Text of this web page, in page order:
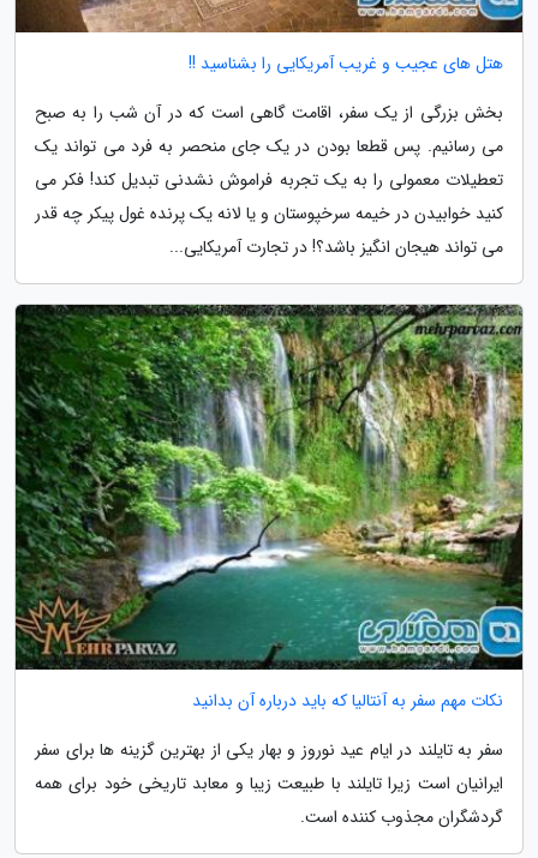
هتل های عجیب و غریب آمریکایی را بشناسید !!
بخش بزرگی از یک سفر، اقامت گاهی است که در آن شب را به صبح
می رسانیم. پس قطعا بودن در یک جای منحصر به فرد می تواند یک
تعطیلات معمولی را به یک تجربه فراموش نشدنی تبدیل کند! فکر می
کنید خوابیدن در خیمه سرخپوستان و یا لانه یک پرنده غول پیکر چه قدر
می تواند هیجان انگیز باشد؟! در تجارت آمریکایی...
نکات مهم سفر به آنتالیا که باید درباره آن بدانید
سفر به تایلند در ایام عید نوروز و بهار یکی از بهترین گزینه ها برای سفر
ایرانیان است زیرا تایلند با طبیعت زیبا و معابد تاریخی خود برای همه
گردشگران مجذوب کننده است.